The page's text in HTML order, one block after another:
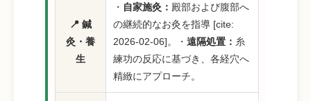
📍 鍼
灸・養
生
・ 自家施灸： 殿部および腹部へ
の継続的なお灸を指導 [cite:
2026-02-06]。・ 遠隔処置： 糸
練功の反応に基づき、各経穴へ
精緻にアプローチ。